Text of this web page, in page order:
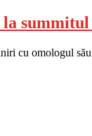
summitul
cu omologul